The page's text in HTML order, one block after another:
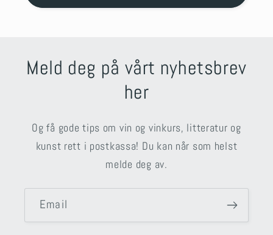
Meld deg på vårt nyhetsbrev
her
Og få gode tips om vin og vinkurs, litteratur og
kunst rett i postkassa! Du kan når som helst
melde deg av.
Email